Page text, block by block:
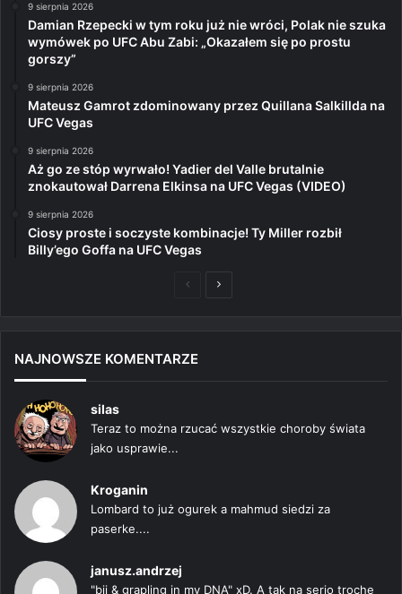
9 sierpnia 2026
Damian Rzepecki w tym roku już nie wróci, Polak nie szuka
wymówek po UFC Abu Zabi: „Okazałem się po prostu
gorszy”
9 sierpnia 2026
Mateusz Gamrot zdominowany przez Quillana Salkillda na
UFC Vegas
9 sierpnia 2026
Aż go ze stóp wyrwało! Yadier del Valle brutalnie
znokautował Darrena Elkinsa na UFC Vegas (VIDEO)
9 sierpnia 2026
Ciosy proste i soczyste kombinacje! Ty Miller rozbił
Billy’ego Goffa na UFC Vegas
PoprzedniaNastępna
NAJNOWSZE KOMENTARZE
silas
Teraz to można rzucać wszystkie choroby świata
jako usprawie...
Kroganin
Lombard to już ogurek a mahmud siedzi za
paserke....
janusz.andrzej
"bjj & grapling in my DNA" xD. A tak na serio trochę